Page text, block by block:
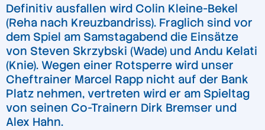
Definitiv ausfallen wird Colin Kleine-Bekel
(Reha nach Kreuzbandriss). Fraglich sind vor
dem Spiel am Samstagabend die Einsätze
von Steven Skrzybski (Wade) und Andu Kelati
(Knie). Wegen einer Rotsperre wird unser
Cheftrainer Marcel Rapp nicht auf der Bank
Platz nehmen, vertreten wird er am Spieltag
von seinen Co-Trainern Dirk Bremser und
Alex Hahn.